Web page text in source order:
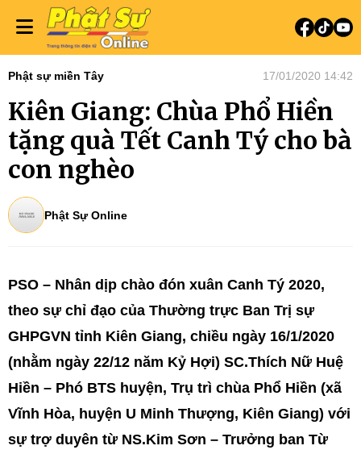
Phật sự miền Tây 17/01/2020 14:42
Kiên Giang: Chùa Phổ Hiền
tặng quà Tết Canh Tý cho bà
con nghèo
Phật Sự Online
PSO – Nhân dịp chào đón xuân Canh Tý 2020,
theo sự chỉ đạo của Thường trực Ban Trị sự
GHPGVN tỉnh Kiên Giang, chiều ngày 16/1/2020
(nhằm ngày 22/12 năm Kỷ Hợi) SC.Thích Nữ Huệ
Hiền – Phó BTS huyện, Trụ trì chùa Phổ Hiền (xã
Vĩnh Hòa, huyện U Minh Thượng, Kiên Giang) với
sự trợ duyên từ NS.Kim Sơn – Trưởng ban Từ